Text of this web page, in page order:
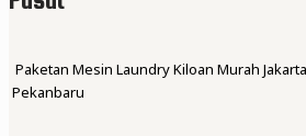
Paketan Mesin Laundry Kiloan Murah
Pekanbaru